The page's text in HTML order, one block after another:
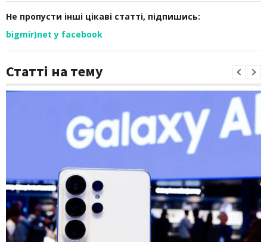
Не пропусти інші цікаві статті, підпишись:
bigmir)net у facebook
Статті на тему